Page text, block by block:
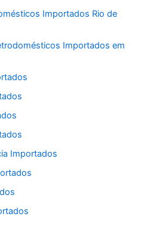
Importados Rio de
Importados em
Importados